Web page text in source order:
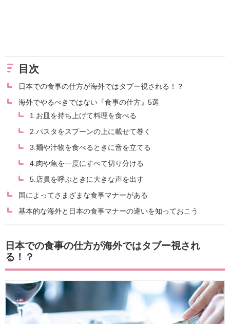
目次
日本での食事の仕方が海外ではタブー視される！？
海外でやるべきではない『食事の仕方』5選
1.お皿を持ち上げて料理を食べる
2.パスタをスプーンの上に載せて巻く
3.麺や汁物を食べるときに音を立てる
4.肉や魚を一度にすべて切り分ける
5.店員を呼ぶときに大きな声を出す
国によってさまざまな食事マナーがある
基本的な海外と日本の食事マナーの違いを知っておこう
日本での食事の仕方が海外ではタブー視され
る！？